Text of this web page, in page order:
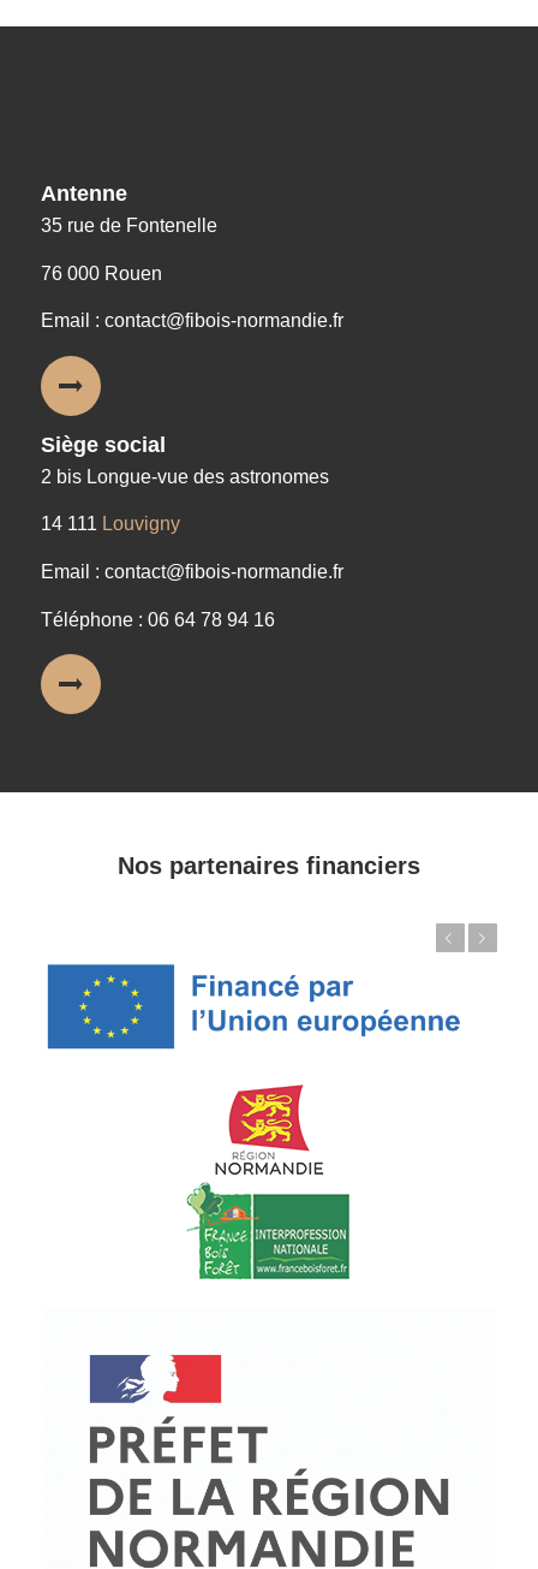
Antenne
35 rue de Fontenelle
76 000 Rouen
Email : contact@fibois-normandie.fr
Siège social
2 bis Longue-vue des astronomes
14 111 Louvigny
Email : contact@fibois-normandie.fr
Téléphone : 06 64 78 94 16
Nos partenaires financiers
© Copyright - ProfessionsBois | Conception et réalisation :
Actualités
Mentions légales
Politique de confidentialité